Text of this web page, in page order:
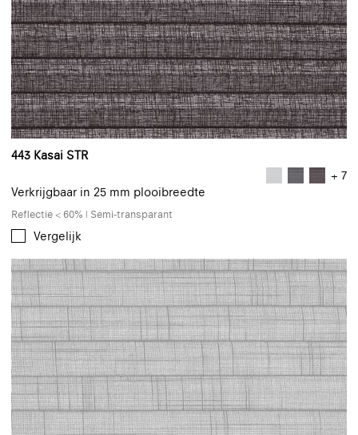
443 Kasai STR
+ 7
Verkrijgbaar in 25 mm plooibreedte
Reflectie < 60% | Semi-transparant
Vergelijk